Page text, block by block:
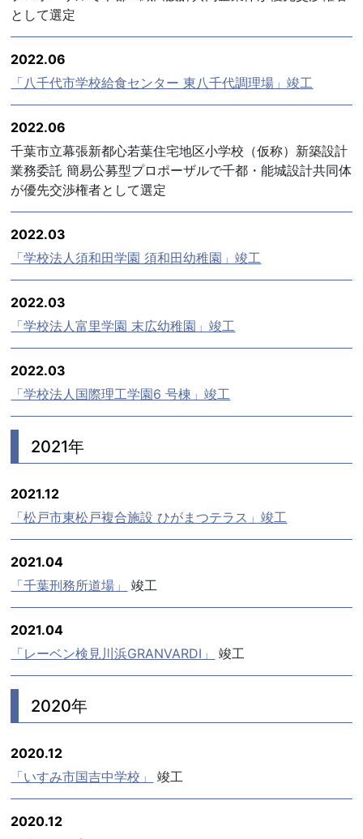
として選定
2022.06
「八千代市学校給食センター 東八千代調理場」竣工
2022.06
千葉市立幕張新都心若葉住宅地区小学校（仮称）新築設計
業務委託 簡易公募型プロポーザルで千都・能城設計共同体
が優先交渉権者として選定
2022.03
「学校法人須和田学園 須和田幼稚園」竣工
2022.03
「学校法人富里学園 末広幼稚園」竣工
2022.03
「学校法人国際理工学園6 号棟」竣工
2021年
2021.12
「松戸市東松戸複合施設 ひがまつテラス」竣工
2021.04
「千葉刑務所道場」
竣工
2021.04
「レーベン検見川浜GRANVARDI」
竣工
2020年
2020.12
「いすみ市国吉中学校」
竣工
2020.12